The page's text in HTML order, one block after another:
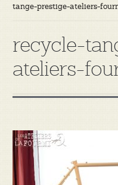
tange-prestige-ateliers-
recycle-
ateliers-